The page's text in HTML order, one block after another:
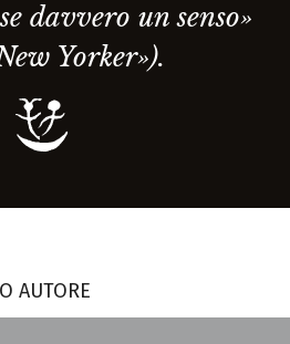
davvero un senso»
Yorker»).
AUTORE